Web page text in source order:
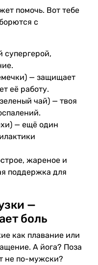
помочь. Вот тебе
с
супергерой,
— защищает
её работу.
чай) — твоя
— ещё один
жареное и
поддержка для
—
боль
как плавание или
А йога? Поза
не по-мужски?